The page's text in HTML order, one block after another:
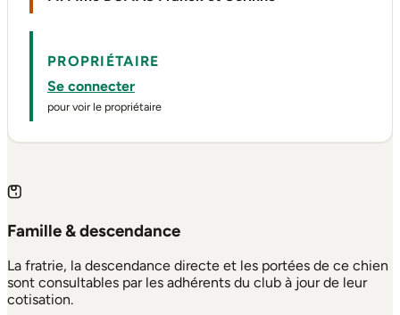
PROPRIÉTAIRE
Se connecter
pour voir le propriétaire
Famille & descendance
La fratrie, la descendance directe et les portées de ce chien
sont consultables par les adhérents du club à jour de leur
cotisation.